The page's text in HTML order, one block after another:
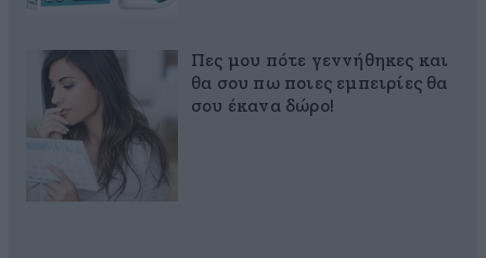
Πες μου πότε γεννήθηκες και
θα σου πω ποιες εμπειρίες θα
σου έκανα δώρο!